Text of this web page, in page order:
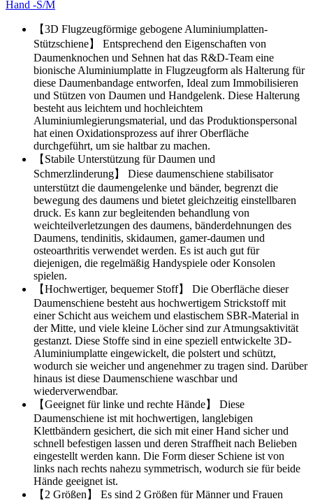
Hand -S/M
【3D Flugzeugförmige gebogene Aluminiumplatten-
Stützschiene】 Entsprechend den Eigenschaften von
Daumenknochen und Sehnen hat das R&D-Team eine
bionische Aluminiumplatte in Flugzeugform als Halterung für
diese Daumenbandage entworfen, Ideal zum Immobilisieren
und Stützen von Daumen und Handgelenk. Diese Halterung
besteht aus leichtem und hochleichtem
Aluminiumlegierungsmaterial, und das Produktionspersonal
hat einen Oxidationsprozess auf ihrer Oberfläche
durchgeführt, um sie haltbar zu machen.
【Stabile Unterstützung für Daumen und
Schmerzlinderung】 Diese daumenschiene stabilisator
unterstützt die daumengelenke und bänder, begrenzt die
bewegung des daumens und bietet gleichzeitig einstellbaren
druck. Es kann zur begleitenden behandlung von
weichteilverletzungen des daumens, bänderdehnungen des
Daumens, tendinitis, skidaumen, gamer-daumen und
osteoarthritis verwendet werden. Es ist auch gut für
diejenigen, die regelmäßig Handyspiele oder Konsolen
spielen.
【Hochwertiger, bequemer Stoff】 Die Oberfläche dieser
Daumenschiene besteht aus hochwertigem Strickstoff mit
einer Schicht aus weichem und elastischem SBR-Material in
der Mitte, und viele kleine Löcher sind zur Atmungsaktivität
gestanzt. Diese Stoffe sind in eine speziell entwickelte 3D-
Aluminiumplatte eingewickelt, die polstert und schützt,
wodurch sie weicher und angenehmer zu tragen sind. Darüber
hinaus ist diese Daumenschiene waschbar und
wiederverwendbar.
【Geeignet für linke und rechte Hände】 Diese
Daumenschiene ist mit hochwertigen, langlebigen
Klettbändern gesichert, die sich mit einer Hand sicher und
schnell befestigen lassen und deren Straffheit nach Belieben
eingestellt werden kann. Die Form dieser Schiene ist von
links nach rechts nahezu symmetrisch, wodurch sie für beide
Hände geeignet ist.
【2 Größen】 Es sind 2 Größen für Männer und Frauen